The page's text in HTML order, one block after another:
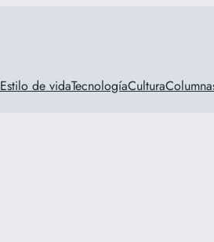
Estilo de vidaTecnologíaCultura